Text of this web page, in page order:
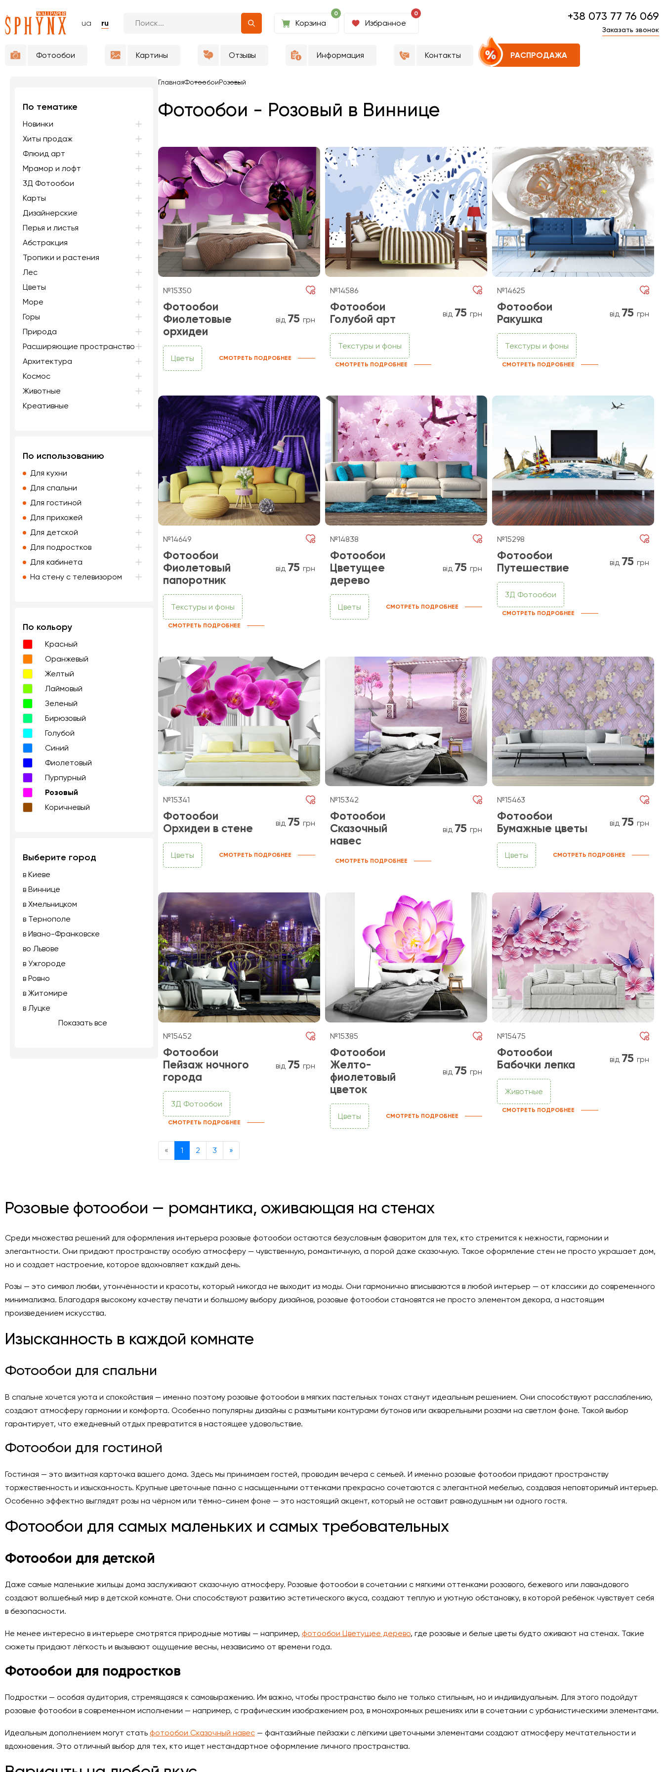
ua ru
0
Корзина
0
Избранное
+38 073 77 76 069
Заказать звонок
Фотообои Картины Отзывы Информация Контакты РАСПРОДАЖА
По тематике
Новинки
Хиты продаж
Флюид арт
Мрамор и лофт
3Д Фотообои
Карты
Дизайнерские
Перья и листья
Абстракция
Тропики и растения
Лес
Цветы
Море
Горы
Природа
Расширяющие пространство
Архитектура
Космос
Животные
Креативные
По использованию
Для кухни
Для спальни
Для гостиной
Для прихожей
Для детской
Для подростков
Для кабинета
На стену с телевизором
По кольору
Красный
Оранжевый
Желтый
Лаймовый
Зеленый
Бирюзовый
Голубой
Синий
Фиолетовый
Пурпурный
Розовый
Коричневый
Выберите город
в Киеве
в Виннице
в Хмельницком
в Тернополе
в Ивано-Франковске
во Львове
в Ужгороде
в Ровно
в Житомире
в Луцке
Показать все
ГлавнаяФотообоиРозовый
Фотообои - Розовый в Виннице
№15350
Фотообои
Фиолетовые
орхидеи
від 75 грн
Цветы СМОТРЕТЬ ПОДРОБНЕЕ
№14586
Фотообои
Голубой арт
від 75 грн
Текстуры и фоны
СМОТРЕТЬ ПОДРОБНЕЕ
№14625
Фотообои
Ракушка
від 75 грн
Текстуры и фоны
СМОТРЕТЬ ПОДРОБНЕЕ
№14649
Фотообои
Фиолетовый
папоротник
від 75 грн
Текстуры и фоны
СМОТРЕТЬ ПОДРОБНЕЕ
№14838
Фотообои
Цветущее
дерево
від 75 грн
Цветы СМОТРЕТЬ ПОДРОБНЕЕ
№15298
Фотообои
Путешествие
від 75 грн
3Д Фотообои
СМОТРЕТЬ ПОДРОБНЕЕ
№15341
Фотообои
Орхидеи в стене
від 75 грн
Цветы СМОТРЕТЬ ПОДРОБНЕЕ
№15342
Фотообои
Сказочный
навес
від 75 грн
СМОТРЕТЬ ПОДРОБНЕЕ
№15463
Фотообои
Бумажные цветы
від 75 грн
Цветы СМОТРЕТЬ ПОДРОБНЕЕ
№15452
Фотообои
Пейзаж ночного
города
від 75 грн
3Д Фотообои
СМОТРЕТЬ ПОДРОБНЕЕ
№15385
Фотообои
Желто-
фиолетовый
цветок
від 75 грн
Цветы СМОТРЕТЬ ПОДРОБНЕЕ
№15475
Фотообои
Бабочки лепка
від 75 грн
Животные
СМОТРЕТЬ ПОДРОБНЕЕ
« Previous
1 2 3 »
Розовые фотообои — романтика, оживающая на стенах
Среди множества решений для оформления интерьера розовые фотообои остаются безусловным фаворитом для тех, кто стремится к нежности, гармонии и
элегантности. Они придают пространству особую атмосферу — чувственную, романтичную, а порой даже сказочную. Такое оформление стен не просто украшает дом,
но и создает настроение, которое вдохновляет каждый день.
Розы — это символ любви, утончённости и красоты, который никогда не выходит из моды. Они гармонично вписываются в любой интерьер — от классики до современного
минимализма. Благодаря высокому качеству печати и большому выбору дизайнов, розовые фотообои становятся не просто элементом декора, а настоящим
произведением искусства.
Изысканность в каждой комнате
Фотообои для спальни
В спальне хочется уюта и спокойствия — именно поэтому розовые фотообои в мягких пастельных тонах станут идеальным решением. Они способствуют расслаблению,
создают атмосферу гармонии и комфорта. Особенно популярны дизайны с размытыми контурами бутонов или акварельными розами на светлом фоне. Такой выбор
гарантирует, что ежедневный отдых превратится в настоящее удовольствие.
Фотообои для гостиной
Гостиная — это визитная карточка вашего дома. Здесь мы принимаем гостей, проводим вечера с семьей. И именно розовые фотообои придают пространству
торжественность и изысканность. Крупные цветочные панно с насыщенными оттенками прекрасно сочетаются с элегантной мебелью, создавая неповторимый интерьер.
Особенно эффектно выглядят розы на чёрном или тёмно-синем фоне — это настоящий акцент, который не оставит равнодушным ни одного гостя.
Фотообои для самых маленьких и самых требовательных
Фотообои для детской
Даже самые маленькие жильцы дома заслуживают сказочную атмосферу. Розовые фотообои в сочетании с мягкими оттенками розового, бежевого или лавандового
создают волшебный мир в детской комнате. Они способствуют развитию эстетического вкуса, создают теплую и уютную обстановку, в которой ребёнок чувствует себя
в безопасности.
Не менее интересно в интерьере смотрятся природные мотивы — например, фотообои Цветущее дерево, где розовые и белые цветы будто оживают на стенах. Такие
сюжеты придают лёгкость и вызывают ощущение весны, независимо от времени года.
Фотообои для подростков
Подростки — особая аудитория, стремящаяся к самовыражению. Им важно, чтобы пространство было не только стильным, но и индивидуальным. Для этого подойдут
розовые фотообои в современном исполнении — например, с графическим изображением роз, в монохромных решениях или в сочетании с урбанистическими элементами.
Идеальным дополнением могут стать фотообои Сказочный навес — фантазийные пейзажи с лёгкими цветочными элементами создают атмосферу мечтательности и
вдохновения. Это отличный выбор для тех, кто ищет нестандартное оформление личного пространства.